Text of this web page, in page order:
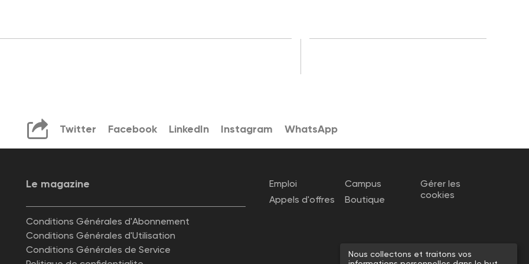
Twitter Facebook LinkedIn Instagram WhatsApp
Le magazine
Conditions Générales d'Abonnement
Conditions Générales d'Utilisation
Conditions Générales de Service
Emploi
Appels d'offres
Campus
Boutique
Gérer les
cookies
Nous collectons et traitons vos